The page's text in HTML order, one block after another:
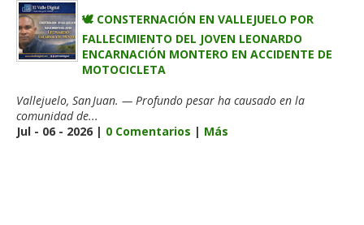
🕊️ CONSTERNACIÓN EN VALLEJUELO POR
FALLECIMIENTO DEL JOVEN LEONARDO
ENCARNACIÓN MONTERO EN ACCIDENTE DE
MOTOCICLETA
Vallejuelo, San Juan. — Profundo pesar ha causado en la
comunidad de...
Jul - 06 - 2026 | 0 Comentarios | Más